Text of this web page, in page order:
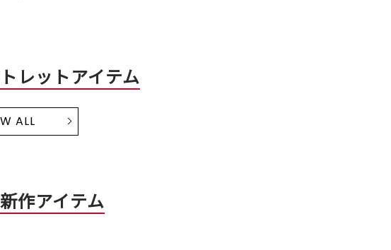
レットアイテム
ALL
作アイテム